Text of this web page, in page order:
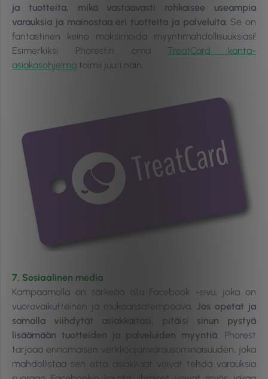
ja tuotteita, mikä vastaavasti rohkaisee useampia
varauksia ja mainostaa eri tuotteita ja palveluita. Se on
fantastinen keino maksimoida myyntimahdollisuuksiasi!
Esimerkiksi Phorestin oma TreatCard kanta-
asiakasohjelma toimii juuri näin.
7. Sosiaalinen media
Kampaamolla on tärkeää olla Facebook -sivu, joka on
vuorovaikutteinen ja mukaansatempaava. Jos opetat ja
samalla viihdytät asiakkaitasi, pitäisi sinun pystyä
lisäämään tuotteiden ja palveluiden myyntiä. Phorest
tarjoaa erinomaisen verkkoajanvarausominaisuuden, joka
mahdollistaa sen että asiakkaat voivat tehdä varauksia